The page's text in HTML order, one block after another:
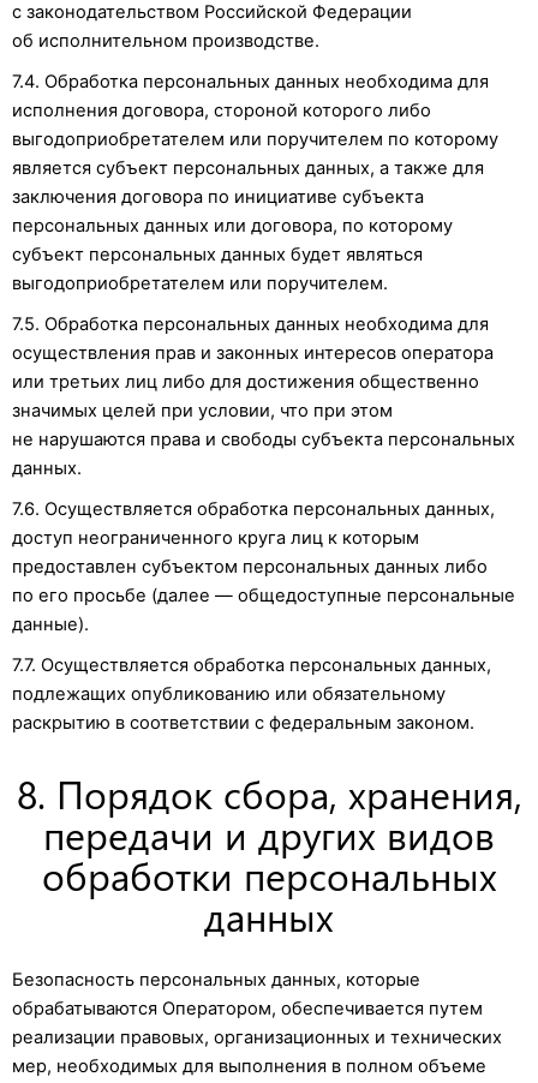
с законодательством Российской Федерации
об исполнительном производстве.
7.4. Обработка персональных данных необходима для
исполнения договора, стороной которого либо
выгодоприобретателем или поручителем по которому
является субъект персональных данных, а также для
заключения договора по инициативе субъекта
персональных данных или договора, по которому
субъект персональных данных будет являться
выгодоприобретателем или поручителем.
7.5. Обработка персональных данных необходима для
осуществления прав и законных интересов оператора
или третьих лиц либо для достижения общественно
значимых целей при условии, что при этом
не нарушаются права и свободы субъекта персональных
данных.
7.6. Осуществляется обработка персональных данных,
доступ неограниченного круга лиц к которым
предоставлен субъектом персональных данных либо
по его просьбе (далее — общедоступные персональные
данные).
7.7. Осуществляется обработка персональных данных,
подлежащих опубликованию или обязательному
раскрытию в соответствии с федеральным законом.
8. Порядок сбора, хранения,
передачи и других видов
обработки персональных
данных
Безопасность персональных данных, которые
обрабатываются Оператором, обеспечивается путем
реализации правовых, организационных и технических
мер, необходимых для выполнения в полном объеме